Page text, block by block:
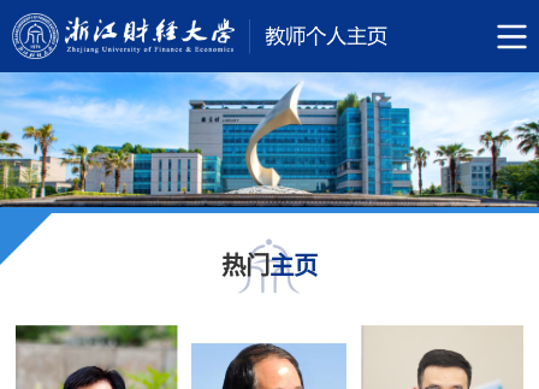
热门主页